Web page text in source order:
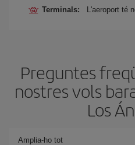
Terminals: L'aeroport té
Preguntes
nostres vols
Los
Amplia-ho tot